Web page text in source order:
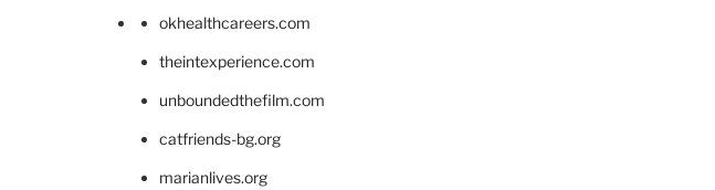
okhealthcareers.com
theintexperience.com
unboundedthefilm.com
catfriends-bg.org
marianlives.org